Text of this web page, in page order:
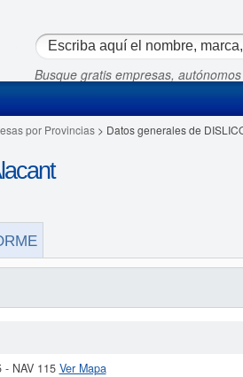
Busque gratis empresas,
por Provincias> Datos generales de
- NAV 115 Ver Mapa